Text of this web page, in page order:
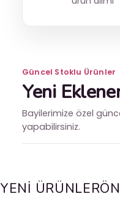
Güncel Stoklu Ürünler
Yeni
Bayilerimize özel
yapabilirsiniz.
YENİ ÜRÜNLER